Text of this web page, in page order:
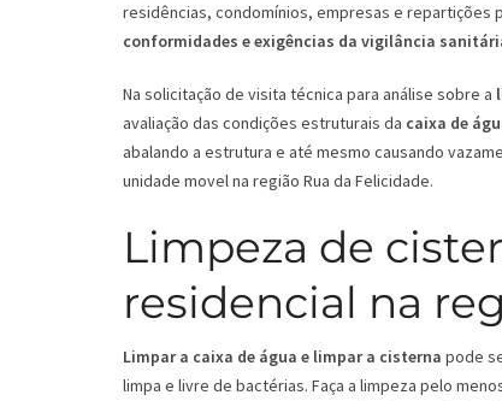
residências, condomínios, empresas e repartições
conformidades e exigências da vigilância
Na solicitação de visita técnica para análise sobre a
avaliação das condições estruturais da caixa de
abalando a estrutura e até mesmo causando
unidade movel na região Rua da Felicidade.
Limpeza de
residencial na
Limpar a caixa de água e limpar a cisterna pode
limpa e livre de bactérias. Faça a limpeza pelo